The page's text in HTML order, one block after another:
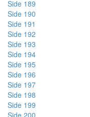
Side 189
Side 190
Side 191
Side 192
Side 193
Side 194
Side 195
Side 196
Side 197
Side 198
Side 199
Side 200